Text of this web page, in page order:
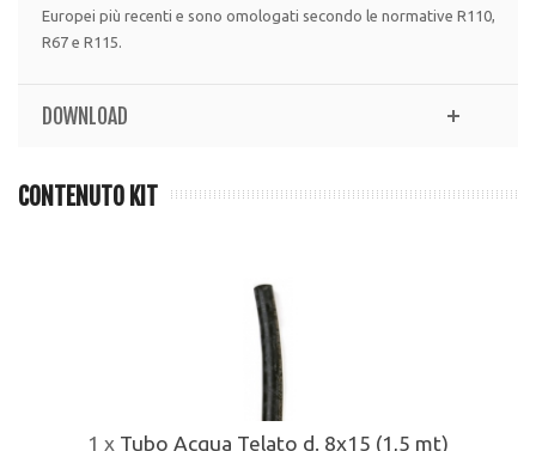
Europei più recenti e sono omologati secondo le normative R110,
R67 e R115.
DOWNLOAD
CONTENUTO KIT
1 x Tubo Acqua Telato d. 8x15 (1,5 mt)